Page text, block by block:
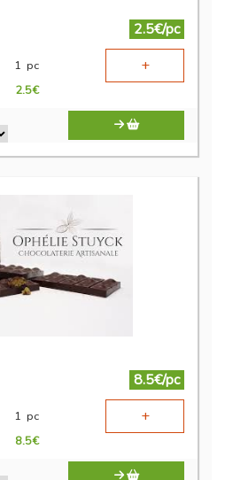
2.5€/pc
1 pc +
2.5€
8.5€/pc
1 pc +
8.5€